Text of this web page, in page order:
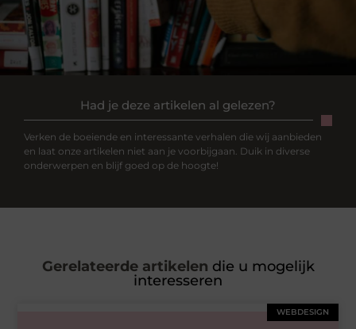
Had je deze artikelen al gelezen?
Verken de boeiende en interessante verhalen die wij aanbieden
en laat onze artikelen niet aan je voorbijgaan. Duik in diverse
onderwerpen en blijf goed op de hoogte!
Gerelateerde artikelen die u mogelijk
interesseren
WEBDESIGN